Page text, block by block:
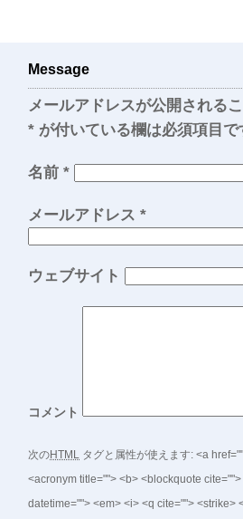
Message
メールアドレスが公開される
* が付いている欄は必須項目で
名前 *
メールアドレス *
ウェブサイト
コメント
次のHTML タグと属性が使えます: <a
<acronym title=""> <b> <blockquote
datetime=""> <em> <i> <q cite=""> <strike>